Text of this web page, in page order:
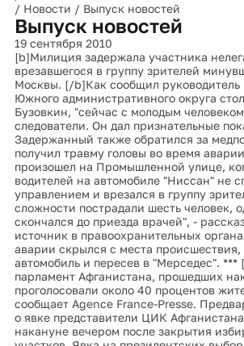
/ Новости / Выпуск новостей
Выпуск новостей
19 сентября 2010
[b]Милиция задержала участника
врезавшегося в группу зрителей
Москвы. [/b]Как сообщил руководитель
Южного административного округа
Бузовкин, "сейчас с молодым
следователи. Он дал признательные
Задержанный также обратился за
получил травму головы во время
произошел на Промышленной улице,
водителей на автомобиле "Ниссан" не
управлением и врезался в группу
сложности пострадали шесть человек,
скончался до приезда врачей", -
источник в правоохранительных
аварии скрылся с места происшествия,
автомобиль и пересев в "Мерседес".
парламент Афганистана, прошедших
проголосовали около 40 процентов
сообщает Agence France-Presse.
о явке представители ЦИК
накануне вечером после закрытия